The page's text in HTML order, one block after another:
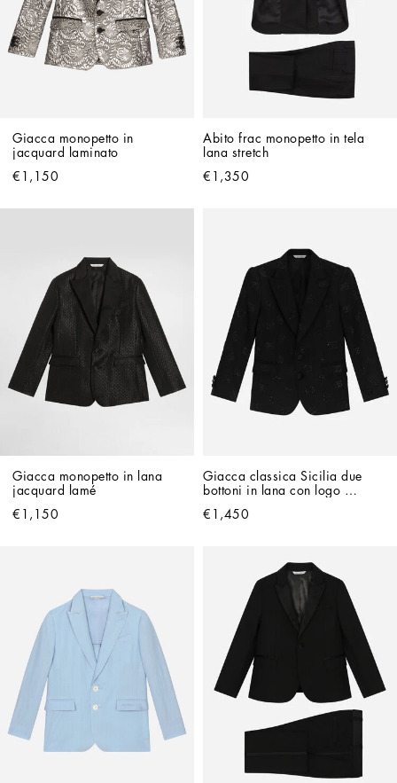
Giacca monopetto in
jacquard laminato
€1,150
Abito frac monopetto in tela
lana stretch
€1,350
Giacca monopetto in lana
jacquard lamé
€1,150
Giacca classica Sicilia due
bottoni in lana con logo
€1,450